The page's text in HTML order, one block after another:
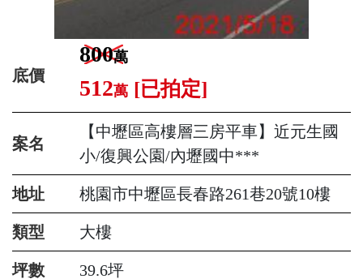
底價
800萬
512萬 [已拍定]
案名
【中壢區高樓層三房平車】近元生國
小/復興公園/內壢國中***
地址 桃園市中壢區長春路261巷20號10樓
類型 大樓
坪數 39.6坪